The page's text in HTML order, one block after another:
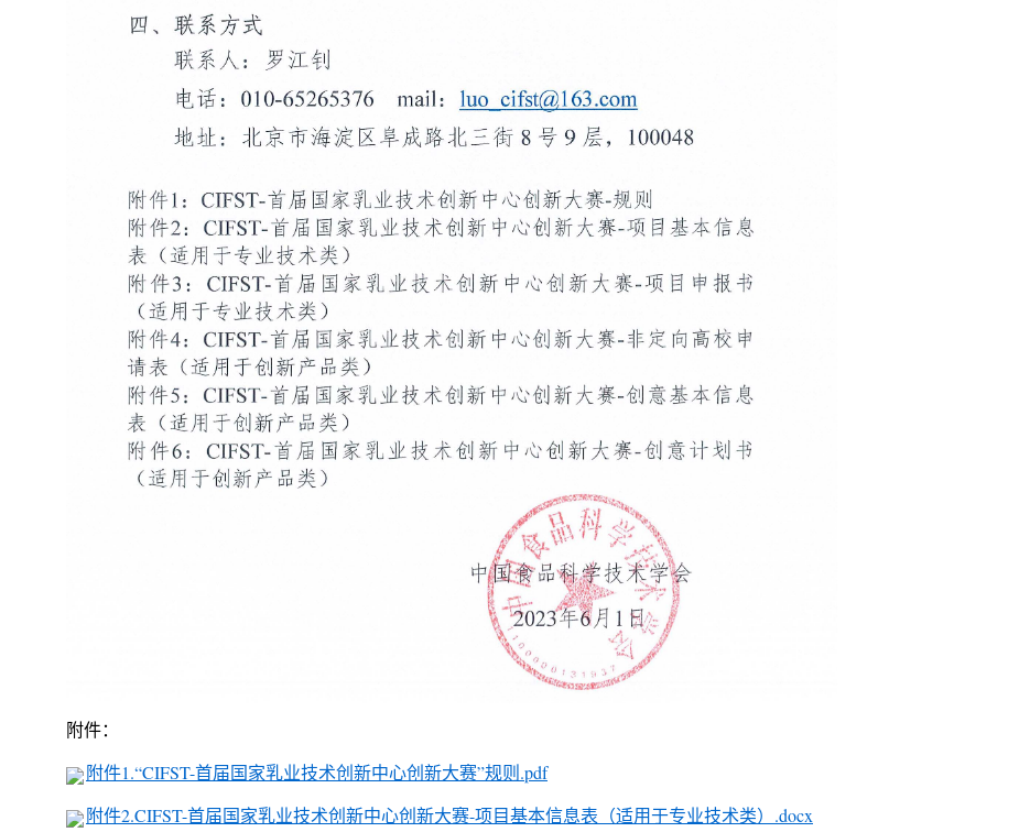
附件：
附件1.“CIFST-首届国家乳业技术创新中心创新大赛”规则.pdf
附件2.CIFST-首届国家乳业技术创新中心创新大赛-项目基本信息表（适用于专业技术类）.docx